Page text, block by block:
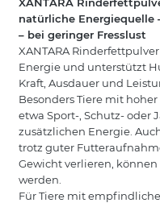
natürliche
– bei geringer Fresslust
XANTARA
Energie und unterstützt
Kraft, Ausdauer und
Besonders Tiere mit
etwa Sport-, Schutz- oder
zusätzlichen Energie.
trotz guter
Gewicht verlieren,
werden.
Für Tiere mit